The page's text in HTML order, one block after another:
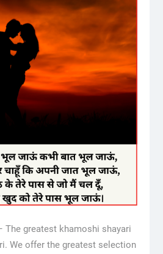
The greatest khamoshi shayari
We offer the greatest selection